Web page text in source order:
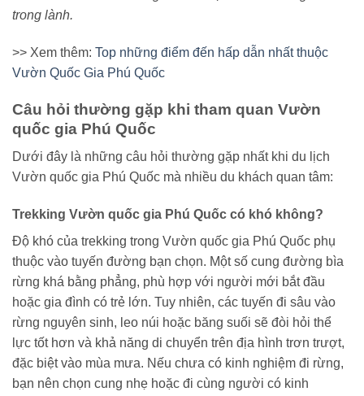
trong lành.
>> Xem thêm: Top những điểm đến hấp dẫn nhất thuộc
Vườn Quốc Gia Phú Quốc
Câu hỏi thường gặp khi tham quan Vườn
quốc gia Phú Quốc
Dưới đây là những câu hỏi thường gặp nhất khi du lịch
Vườn quốc gia Phú Quốc mà nhiều du khách quan tâm:
Trekking Vườn quốc gia Phú Quốc có khó không?
Độ khó của trekking trong Vườn quốc gia Phú Quốc phụ
thuộc vào tuyến đường bạn chọn. Một số cung đường bìa
rừng khá bằng phẳng, phù hợp với người mới bắt đầu
hoặc gia đình có trẻ lớn. Tuy nhiên, các tuyến đi sâu vào
rừng nguyên sinh, leo núi hoặc băng suối sẽ đòi hỏi thể
lực tốt hơn và khả năng di chuyển trên địa hình trơn trượt,
đặc biệt vào mùa mưa. Nếu chưa có kinh nghiệm đi rừng,
bạn nên chọn cung nhẹ hoặc đi cùng người có kinh